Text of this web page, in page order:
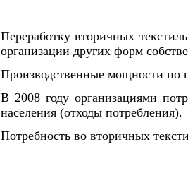
Переработку вторичных
организации других форм
Производственные мощности по
В 2008 году организациями
населения (отходы потребления).
Потребность во вторичных